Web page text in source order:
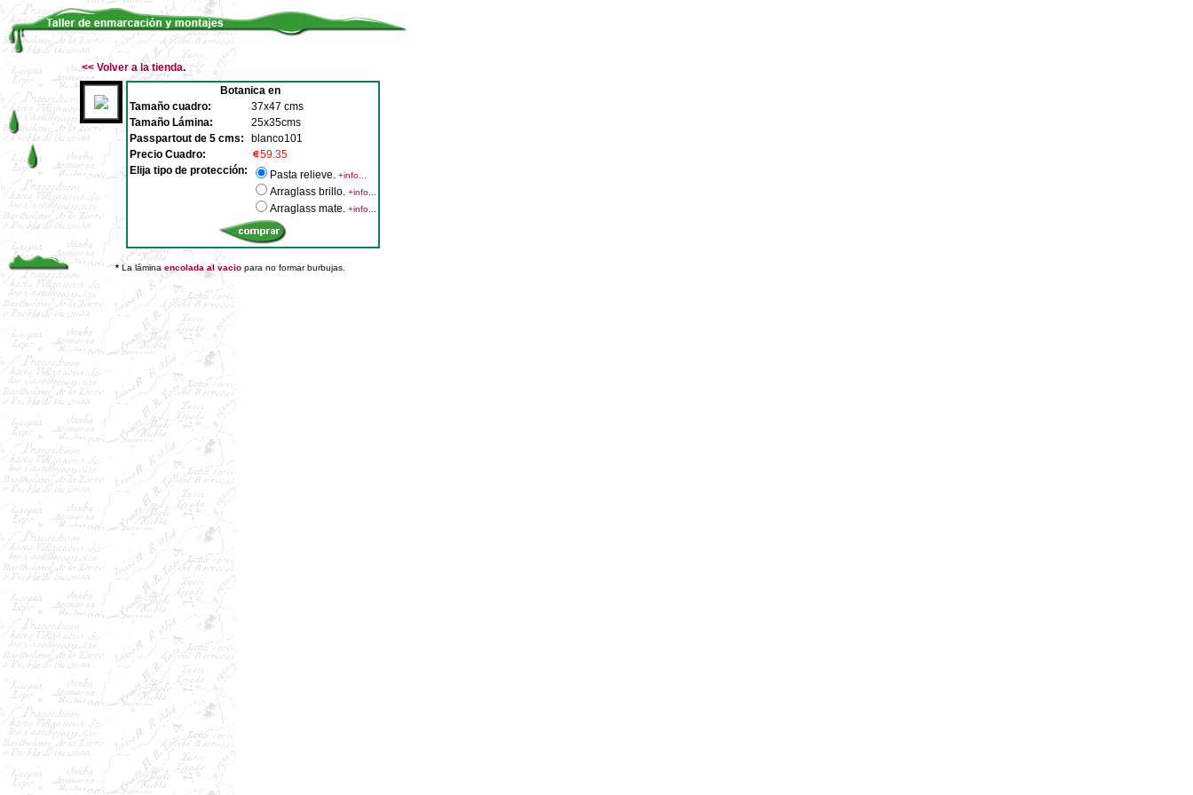
<< Volver a la tienda.
Botanica en
Tamaño cuadro:
37x47 cms
Tamaño Lámina:
25x35cms
Passpartout de 5 cms:
blanco101
Precio Cuadro:
59.35
Elija tipo de protección:
Pasta relieve. +info...
Arraglass brillo. +info...
Arraglass mate. +info...
* La lámina encolada al vaciopara no formar burbujas.